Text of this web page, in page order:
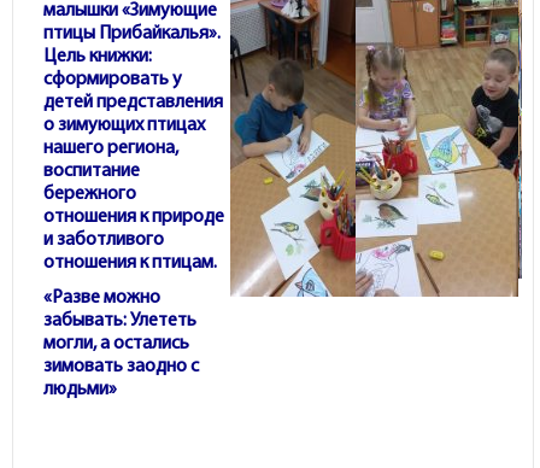
малышки «Зимующие
птицы Прибайкалья».
Цель книжки:
сформировать у
детей представления
о зимующих птицах
нашего региона,
воспитание
бережного
отношения к природе
и заботливого
отношения к птицам.
«Разве можно
забывать: Улететь
могли, а остались
зимовать заодно с
людьми»